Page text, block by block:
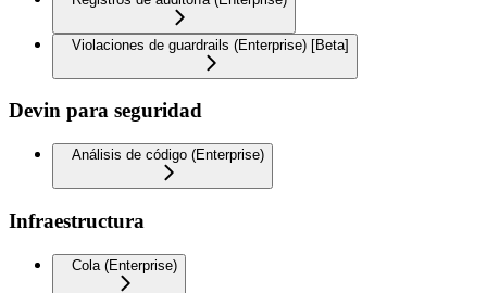
Violaciones de guardrails (Enterprise) [Beta]
Devin para seguridad
Análisis de código (Enterprise)
Infraestructura
Cola (Enterprise)